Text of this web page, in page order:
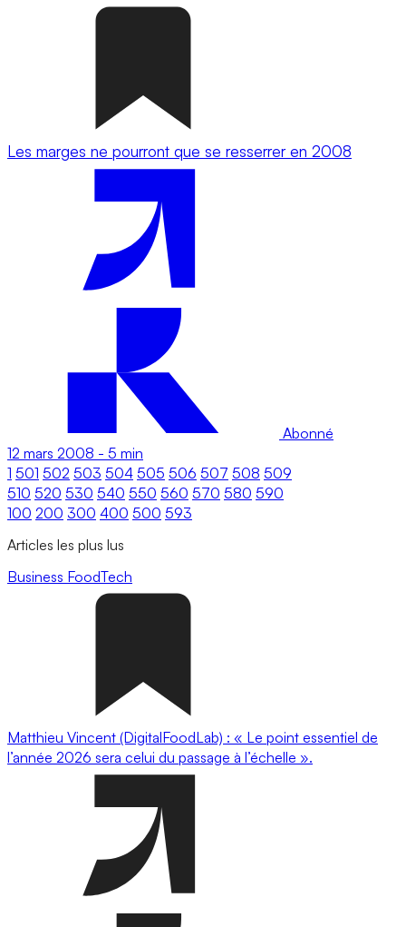
Les marges ne pourront que se resserrer en 2008
Abonné
12 mars 2008 - 5 min
1 501 502 503 504 505 506 507 508 509
510 520 530 540 550 560 570 580 590
100 200 300 400 500 593
Articles les plus lus
Business FoodTech
Matthieu Vincent (DigitalFoodLab) : « Le point essentiel de
l’année 2026 sera celui du passage à l’échelle ».